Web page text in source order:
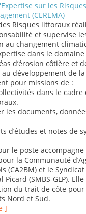
sur les
(CEREMA)
Risques littoraux
et supervise
au changement
dans le
d’érosion côtière et
développement de
pour missions de :
dans le
les documents,
d’études et notes de
le poste
la Communauté
(CA2BM) et le
(SMBS-GLP).
du trait de côte pour
Nord et Sud.
]